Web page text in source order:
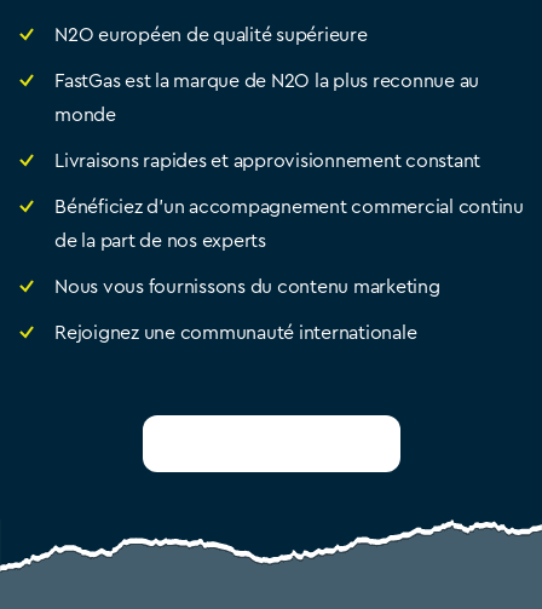
N2O européen de qualité supérieure
FastGas est la marque de N2O la plus reconnue au
monde
Livraisons rapides et approvisionnement constant
Bénéficiez d’un accompagnement commercial continu
de la part de nos experts
Nous vous fournissons du contenu marketing
Rejoignez une communauté internationale